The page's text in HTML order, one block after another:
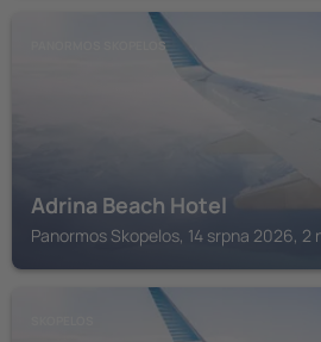
PANORMOS SKOPELOS
Adrina Beach Hotel
Panormos Skopelos, 14 srpna 2026, 2